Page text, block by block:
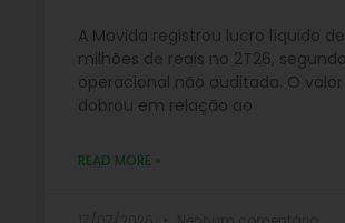
A Movida registrou lucro líquido de
milhões de reais no 2T26,
operacional não auditada. O
dobrou em relação ao
READ MORE »